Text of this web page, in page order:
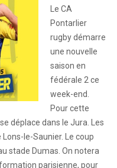
Le CA
Pontarlier
rugby démarre
une nouvelle
saison en
fédérale 2 ce
week-end.
Pour cette
déplace dans le Jura. Les
le-Saunier. Le coup
stade Dumas. On notera
parisienne, pour